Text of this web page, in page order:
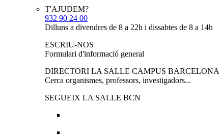
T'AJUDEM?
932 90 24 00
Dilluns a divendres de 8 a 22h i dissabtes de 8 a 14h
ESCRIU-NOS
Formulari d'informació general
DIRECTORI LA SALLE CAMPUS BARCELONA
Cerca organismes, professors, investigadors...
SEGUEIX LA SALLE BCN